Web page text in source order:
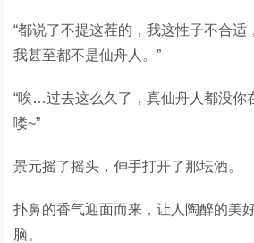
“都说了不提这茬的，我这性子不合
我甚至都不是仙舟人。”
“唉…过去这么久了，真仙舟人都没你
喽~”
景元摇了摇头，伸手打开了那坛酒。
扑鼻的香气迎面而来，让人陶醉的美
脑。